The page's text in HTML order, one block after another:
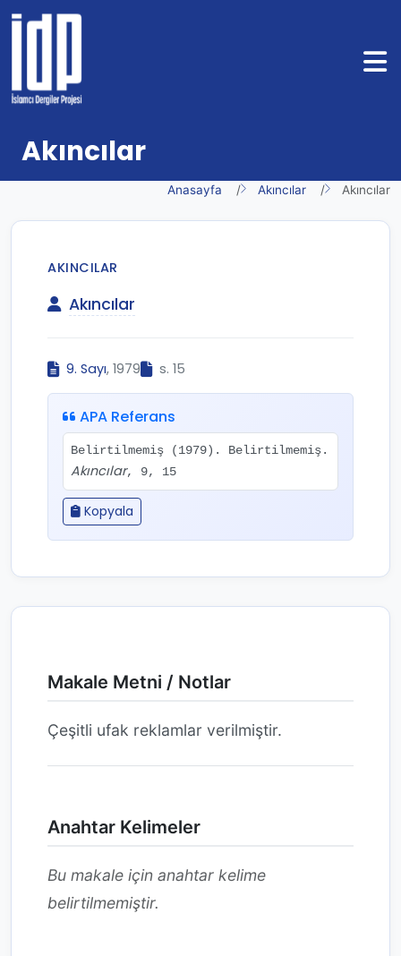
Akıncılar
Anasayfa Akıncılar Akıncılar
AKINCILAR
Akıncılar
9. Sayı, 1979 s. 15
APA Referans
Belirtilmemiş (1979). Belirtilmemiş.
Akıncılar, 9, 15
Kopyala
Makale Metni / Notlar
Çeşitli ufak reklamlar verilmiştir.
Anahtar Kelimeler
Bu makale için anahtar kelime
belirtilmemiştir.